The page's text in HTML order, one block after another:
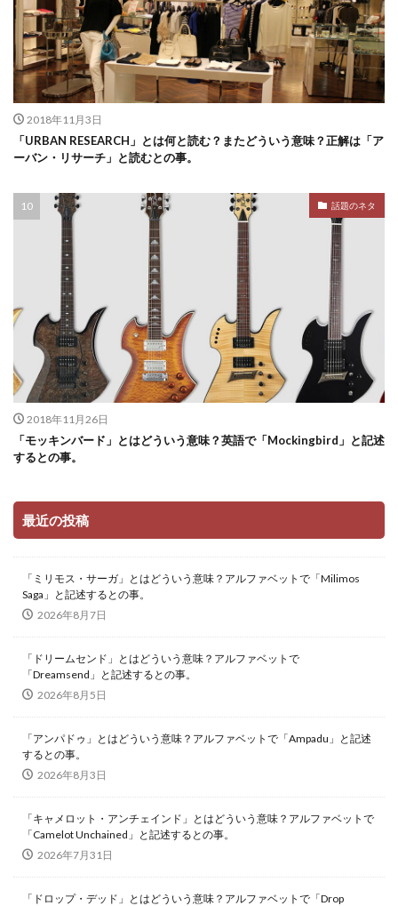
2018年11月3日
「URBAN RESEARCH」とは何と読む？またどういう意味？正解は「ア
ーバン・リサーチ」と読むとの事。
話題のネタ
2018年11月26日
「モッキンバード」とはどういう意味？英語で「Mockingbird」と記述
するとの事。
最近の投稿
「ミリモス・サーガ」とはどういう意味？アルファベットで「Milimos
Saga」と記述するとの事。
2026年8月7日
「ドリームセンド」とはどういう意味？アルファベットで
「Dreamsend」と記述するとの事。
2026年8月5日
「アンパドゥ」とはどういう意味？アルファベットで「Ampadu」と記述
するとの事。
2026年8月3日
「キャメロット・アンチェインド」とはどういう意味？アルファベットで
「Camelot Unchained」と記述するとの事。
2026年7月31日
「ドロップ・デッド」とはどういう意味？アルファベットで「Drop